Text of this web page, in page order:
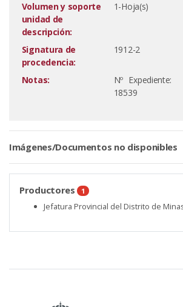
Volumen y soporte
unidad de
descripción:
1-Hoja(s)
Signatura de
procedencia:
1912-2
Notas:
Nº Expediente:
18539
Imágenes/Documentos no disponibles
Productores 1
Jefatura Provincial del Distrito de